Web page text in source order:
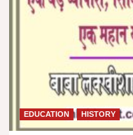
गढ़
फिरोजाबाद
?
History
Firozabad
In
EDUCATION HISTORY